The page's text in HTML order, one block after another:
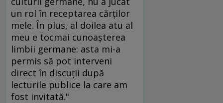
un rol în receptarea cărţilor
mele. În plus, al doilea atu al
meu e tocmai cunoaşterea
limbii germane: asta mi-a
permis să pot interveni
direct în discuţii după
lecturile publice la care am
fost invitată."